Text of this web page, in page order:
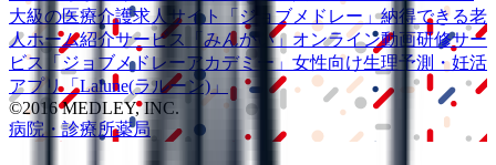
大級の医療介護求人サイト 「ジョブメドレー」納得できる老
人ホーム紹介サービス
「みんかい」 オンライン動画研修サー
ビス
「ジョブメドレーアカデミー」 女性向け生理予測・妊活
アプリ「Lalune(ラルーン)」
©2016 MEDLEY, INC.
病院・診療所薬局